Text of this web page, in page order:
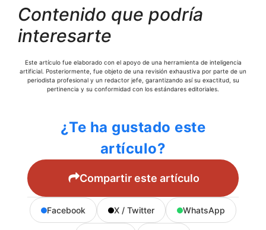
Contenido que podría
interesarte
Este artículo fue elaborado con el apoyo de una herramienta de inteligencia
artificial. Posteriormente, fue objeto de una revisión exhaustiva por parte de un
periodista profesional y un redactor jefe, garantizando así su exactitud, su
pertinencia y su conformidad con los estándares editoriales.
¿Te ha gustado este
artículo?
Compartir este artículo
Facebook X / Twitter WhatsApp